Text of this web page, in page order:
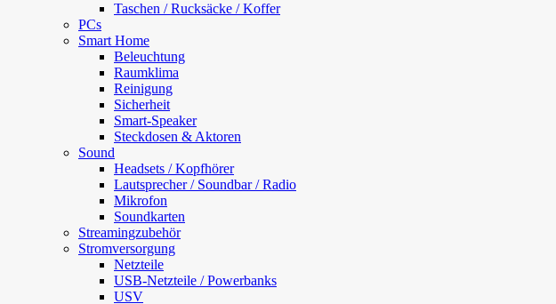
Taschen / Rucksäcke / Koffer
PCs
Smart Home
Beleuchtung
Raumklima
Reinigung
Sicherheit
Smart-Speaker
Steckdosen & Aktoren
Sound
Headsets / Kopfhörer
Lautsprecher / Soundbar / Radio
Mikrofon
Soundkarten
Streamingzubehör
Stromversorgung
Netzteile
USB-Netzteile / Powerbanks
USV